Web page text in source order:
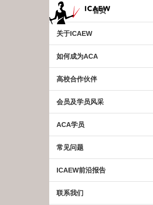
首页
关于ICAEW
如何成为ACA
高校合作伙伴
会员及学员风采
ACA学员
常见问题
ICAEW前沿报告
联系我们
有。ICAEW与中国注册会计师协
CICPA成员如何加入ICAEW?
©ICAEW中国2019
沪公网安备 21010702004111号